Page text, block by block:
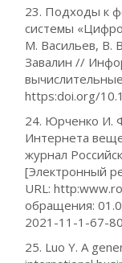
23. Подходы к
системы
М. Васильев, В.
Завалин //
https:doi.org/
24. Юрченко И.
Интернета
журнал
[Электронный
URL:
обращения:
2021-11-1-67-
25. Luo Y. A